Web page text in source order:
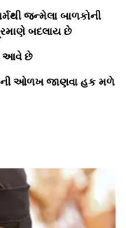
જન્મેલા બાળકોની
બદલાય છે
આવે છે
ઓળખ જાણવા હક મળે